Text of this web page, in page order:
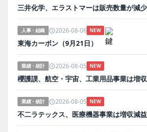
三井化学、エラストマーは販売数量が減少
人事・組織 2026-08-06 NEW
東海カーボン（9月21日）
業績・統計 2026-08-05 NEW
櫻護謨、航空・宇宙、工業用品事業は増
業績・統計 2026-08-05 NEW
不二ラテックス、医療機器事業は増収減益